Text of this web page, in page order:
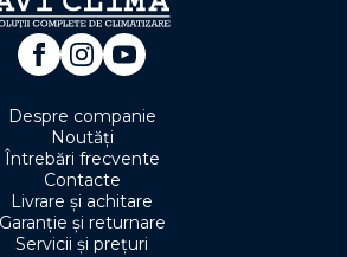
Despre companie
Noutăți
Întrebări frecvente
Contacte
Livrare și achitare
Garanție și returnare
Servicii și prețuri